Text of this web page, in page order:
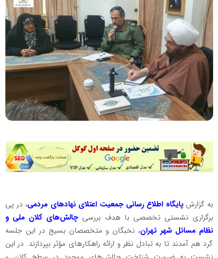
به گزارشپایگاه اطلاع رسانی جمعیت اعتلای نهادهای مردمی، در پی
برگزاری نشستی تخصصی با هدف بررسی چالش‌های کلان ملی و
نظام مسائل شهر تهران، نخبگان و متخصصان بسیج در این جلسه
گرد هم آمدند تا به تبادل نظر و ارائه راهکارهای مؤثر بپردازند. در این